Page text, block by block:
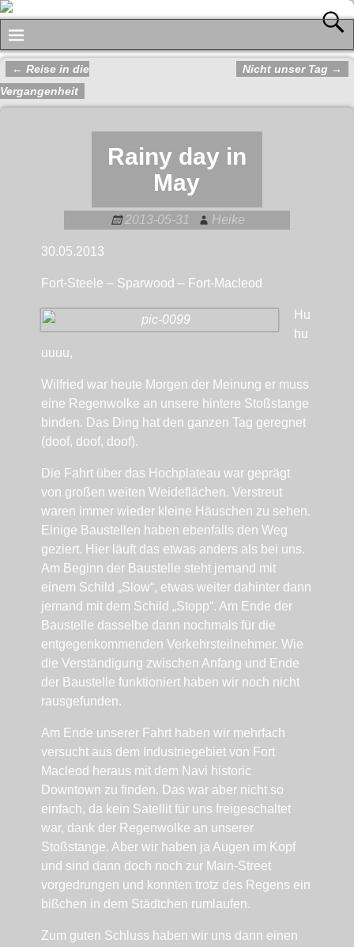
Artikelnavigation
← Reise in die
Vergangenheit
Nicht unser Tag →
Rainy day in
May
2013-05-31 Heike
30.05.2013
Fort-Steele – Sparwood – Fort-Macleod
Hu
hu
uuuu,
Wilfried war heute Morgen der Meinung er muss
eine Regenwolke an unsere hintere Stoßstange
binden. Das Ding hat den ganzen Tag geregnet
(doof, doof, doof).
Die Fahrt über das Hochplateau war geprägt
von großen weiten Weideflächen. Verstreut
waren immer wieder kleine Häuschen zu sehen.
Einige Baustellen haben ebenfalls den Weg
geziert. Hier läuft das etwas anders als bei uns.
Am Beginn der Baustelle steht jemand mit
einem Schild „Slow“, etwas weiter dahinter dann
jemand mit dem Schild „Stopp“. Am Ende der
Baustelle dasselbe dann nochmals für die
entgegenkommenden Verkehrsteilnehmer. Wie
die Verständigung zwischen Anfang und Ende
der Baustelle funktioniert haben wir noch nicht
rausgefunden.
Am Ende unserer Fahrt haben wir mehrfach
versucht aus dem Industriegebiet von Fort
Macleod heraus mit dem Navi historic
Downtown zu finden. Das war aber nicht so
einfach, da kein Satellit für uns freigeschaltet
war, dank der Regenwolke an unserer
Stoßstange. Aber wir haben ja Augen im Kopf
und sind dann doch noch zur Main-Street
vorgedrungen und konnten trotz des Regens ein
bißchen in dem Städtchen rumlaufen.
Zum guten Schluss haben wir uns dann einen